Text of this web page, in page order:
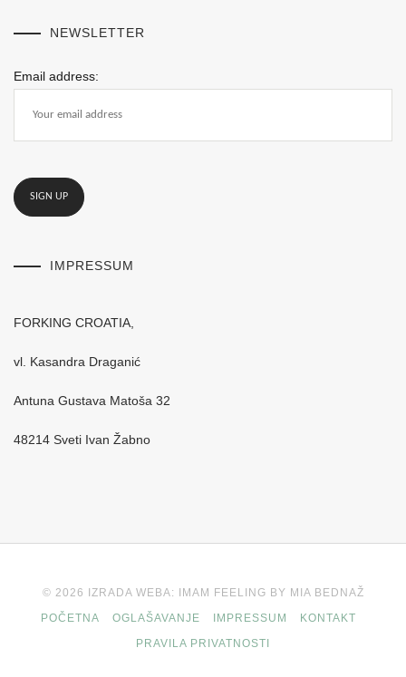
NEWSLETTER
Email address:
IMPRESSUM
FORKING CROATIA,
vl. Kasandra Draganić
Antuna Gustava Matoša 32
48214 Sveti Ivan Žabno
© 2026 IZRADA WEBA: IMAM FEELING BY MIA BEDNAŽ
POČETNA
OGLAŠAVANJE IMPRESSUM
KONTAKT
PRAVILA PRIVATNOSTI